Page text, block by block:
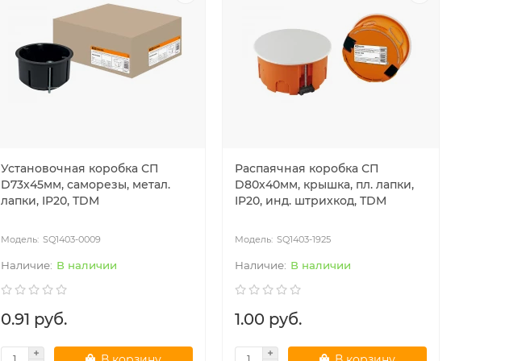
Установочная коробка СП
D73х45мм, саморезы, метал.
лапки, IP20, TDM
SQ1403-0009
В наличии
0.91 руб.
Распаячная коробка СП
D80х40мм, крышка, пл. лапки,
IP20, инд. штрихкод, TDM
SQ1403-1925
В наличии
1.00 руб.